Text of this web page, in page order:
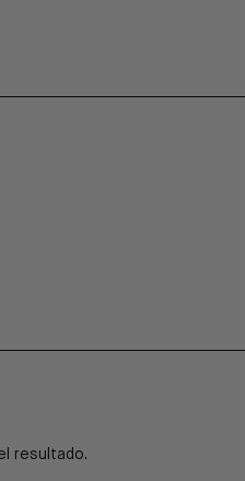
resultado.